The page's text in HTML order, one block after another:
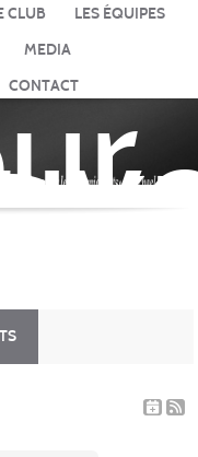
CLUB
LES ÉQUIPES
MEDIA
CONTACT